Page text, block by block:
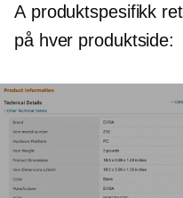
A produktspesifikk
på hver produktside: